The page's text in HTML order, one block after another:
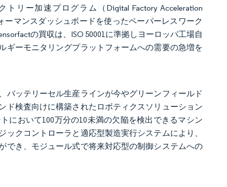
リー加速プログラム（Digital Factory Acceleration
マンスダッシュボードを使ったペーパーレスワーク
の買収は、ISO 50001に準拠しヨーロッパ工場自
ギーモニタリングプラットフォームへの需要の急増を
ッテリーセル生産ラインが今やグリーンフィールド
ド検査向けに構築されたロボティクスソリューション
において100万分の10未満の欠陥を検出できるマシン
クコントローラと適応型製造実行システムにより、
でき、モジュール式で将来対応型の制御システムへの